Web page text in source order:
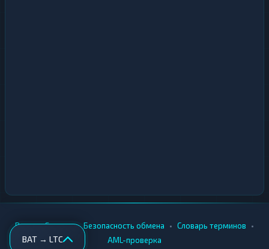
BAT → LTC
Вики • Города • Безопасность обмена • Словарь терминов •
AML-проверка